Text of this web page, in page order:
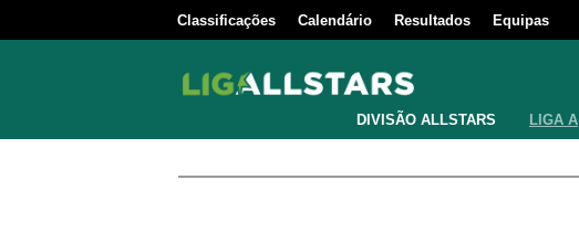
Classificações Calendário Resultados Equipas
DIVISÃO ALLSTARS LIGA A